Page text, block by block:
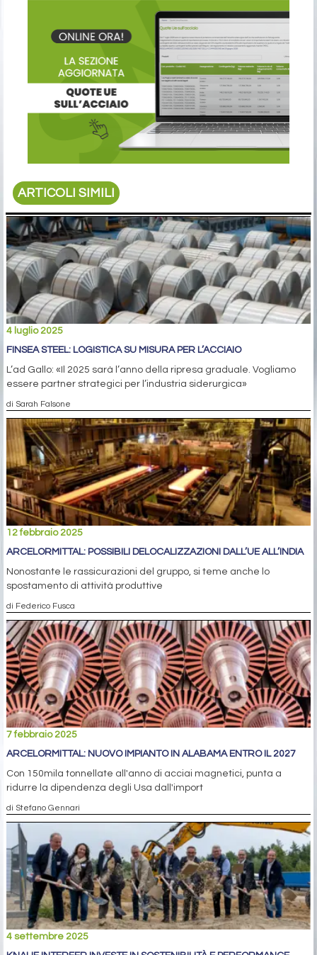
ARTICOLI SIMILI
4 luglio 2025
FINSEA STEEL: LOGISTICA SU MISURA PER L’ACCIAIO
L’ad Gallo: «Il 2025 sarà l’anno della ripresa graduale. Vogliamo
essere partner strategici per l’industria siderurgica»
di Sarah Falsone
12 febbraio 2025
ARCELORMITTAL: POSSIBILI DELOCALIZZAZIONI DALL’UE ALL’INDIA
Nonostante le rassicurazioni del gruppo, si teme anche lo
spostamento di attività produttive
di Federico Fusca
7 febbraio 2025
ARCELORMITTAL: NUOVO IMPIANTO IN ALABAMA ENTRO IL 2027
Con 150mila tonnellate all'anno di acciai magnetici, punta a
ridurre la dipendenza degli Usa dall'import
di Stefano Gennari
4 settembre 2025